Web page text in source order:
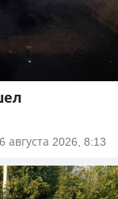
6 августа 2026, 8:13